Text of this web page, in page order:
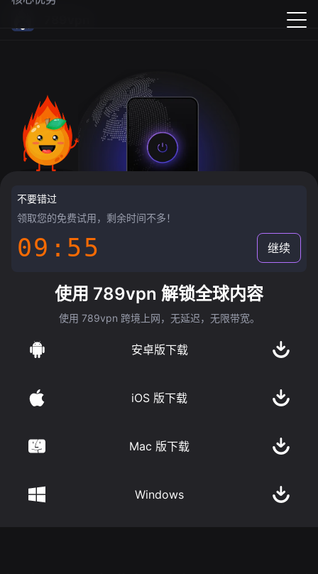
不要错过
领取您的免费试用，剩余时间不多！
09:55 继续
使用 789vpn 解锁全球内容
使用 789vpn 跨境上网，无延迟，无限带宽。
安卓版下载
iOS 版下载
Mac 版下载
Windows